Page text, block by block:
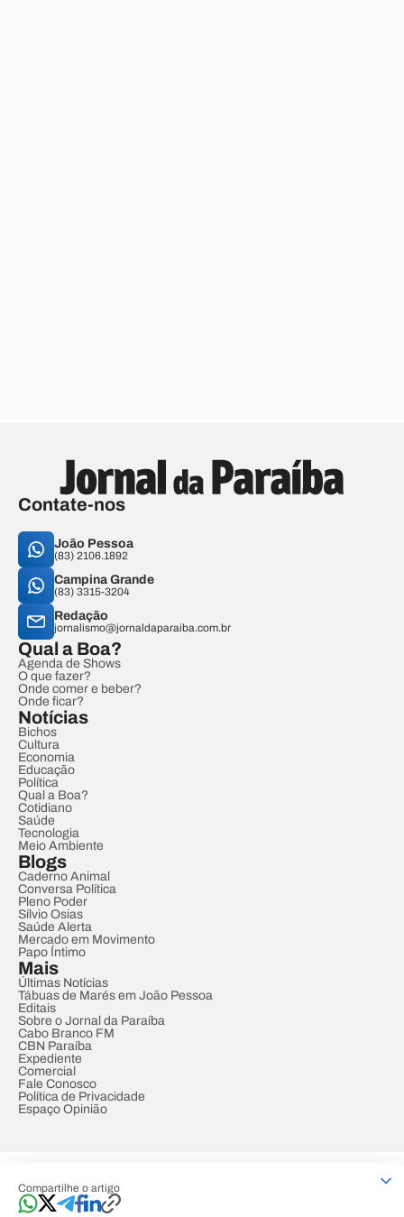
Compartilhe o artigo
Contate-nos
João Pessoa
(83) 2106.1892
Campina Grande
(83) 3315-3204
Redação
jornalismo@jornaldaparaiba.com.br
Qual a Boa?
Agenda de Shows
O que fazer?
Onde comer e beber?
Onde ficar?
Notícias
Bichos
Cultura
Economia
Educação
Política
Qual a Boa?
Cotidiano
Saúde
Tecnologia
Meio Ambiente
Blogs
Caderno Animal
Conversa Política
Pleno Poder
Sílvio Osias
Saúde Alerta
Mercado em Movimento
Papo Íntimo
Mais
Últimas Notícias
Tábuas de Marés em João Pessoa
Editais
Sobre o Jornal da Paraíba
Cabo Branco FM
CBN Paraíba
Expediente
Comercial
Fale Conosco
Política de Privacidade
Espaço Opinião
Developed by Designed by